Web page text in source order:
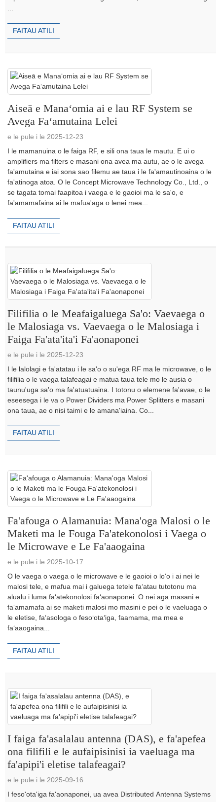
...
FAITAU ATILI
Aiseā e Manaʻomia ai e lau RF System se
Avega Faʻamutaina Lelei
e le pule i le 2025-12-23
I le mamanuina o le faiga RF, e sili ona taua le mautu. E ui o
amplifiers ma filters e masani ona avea ma autu, ae o le avega
fa'amutaina e iai sona sao filemu ae taua i le fa'amautinoaina o le
fa'atinoga atoa. O le Concept Microwave Technology Co., Ltd., o
se tagata tomai faapitoa i vaega e le gaoioi ma le sa'o, e
fa'amamafaina ai le mafua'aga o lenei mea...
FAITAU ATILI
Filifilia o le Meafaigaluega Sa'o: Vaevaega o
le Malosiaga vs. Vaevaega o le Malosiaga i
Faiga Fa'ata'ita'i Fa'aonaponei
e le pule i le 2025-12-23
I le lalolagi e fa'atatau i le sa'o o su'ega RF ma le microwave, o le
filifilia o le vaega talafeagai e matua taua tele mo le ausia o
taunu'uga sa'o ma fa'atuatuaina. I totonu o elemene fa'avae, o le
eseesega i le va o Power Dividers ma Power Splitters e masani
ona taua, ae o nisi taimi e le amana'iaina. Co...
FAITAU ATILI
Fa'afouga o Alamanuia: Mana'oga Malosi o le
Maketi ma le Fouga Fa'atekonolosi i Vaega o
le Microwave e Le Fa'aaogaina
e le pule i le 2025-10-17
O le vaega o vaega o le microwave e le gaoioi o loʻo i ai nei le
malosi tele, e mafua mai i galuega tetele faʻatau tutotonu ma
alualu i luma faʻatekonolosi faʻaonaponei. O nei aga masani e
faʻamamafa ai se maketi malosi mo masini e pei o le vaeluaga o
le eletise, faʻasologa o fesoʻotaʻiga, faamama, ma mea e
faʻaaogaina...
FAITAU ATILI
I faiga fa'asalalau antenna (DAS), e fa'apefea
ona filifili e le aufaipisinisi ia vaeluaga ma
fa'apipi'i eletise talafeagai?
e le pule i le 2025-09-16
I feso'ota'iga fa'aonaponei, ua avea Distributed Antenna Systems